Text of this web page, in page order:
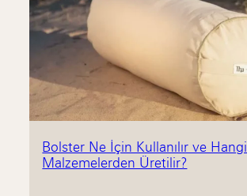
Bolster Ne İçin Kullanılır ve Hangi
Malzemelerden Üretilir?